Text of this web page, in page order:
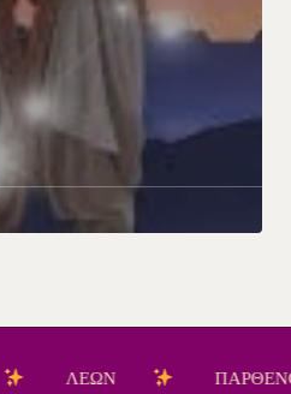
ΛΕΩΝ ΠΑΡΘΕΝΟΣ